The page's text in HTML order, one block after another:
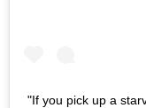
"If you pick up a